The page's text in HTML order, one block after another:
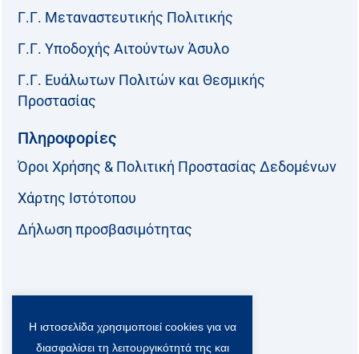
Γ.Γ. Μεταναστευτικής Πολιτικής
Γ.Γ. Υποδοχής Αιτούντων Άσυλο
Γ.Γ. Ευάλωτων Πολιτών και Θεσμικής
Προστασίας
Πληροφορίες
Όροι Χρήσης & Πολιτική Προστασίας Δεδομένων
Χάρτης Ιστότοπου
Δήλωση προσβασιμότητας
F
a
T
w
L
i
Y
o
Η ιστοσελίδα χρησιμοποιεί cookies για να
διασφαλίσει τη λειτουργικότητά της και